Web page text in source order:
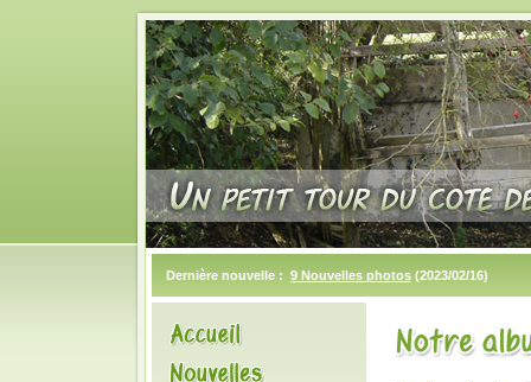
Dernière nouvelle : 9 Nouvelles photos (2023/02/16)